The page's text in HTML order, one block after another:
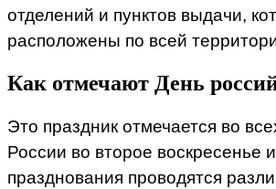
отделений и пунктов выдачи,
расположены по всей
Как отмечают День
Это праздник отмечается во
России во второе воскресенье
празднования проводятся